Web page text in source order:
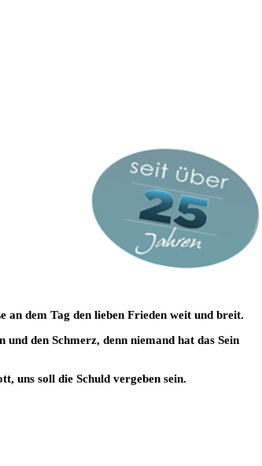
an dem Tag den lieben Frieden weit und breit.
den Schmerz, denn niemand hat das Sein
uns soll die Schuld vergeben sein.